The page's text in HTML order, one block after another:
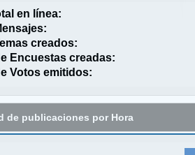
en línea:
creados:
Encuestas creadas:
Votos emitidos:
de publicaciones por Hora